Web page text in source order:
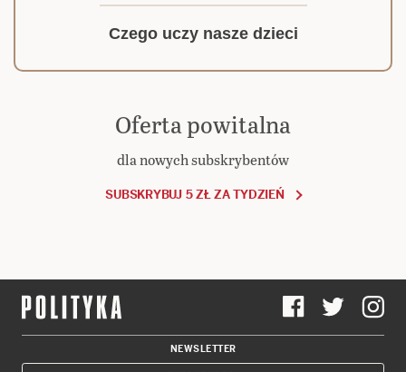
Czego uczy nasze dzieci
Oferta powitalna
dla nowych subskrybentów
SUBSKRYBUJ 5 ZŁ ZA TYDZIEŃ
NEWSLETTER